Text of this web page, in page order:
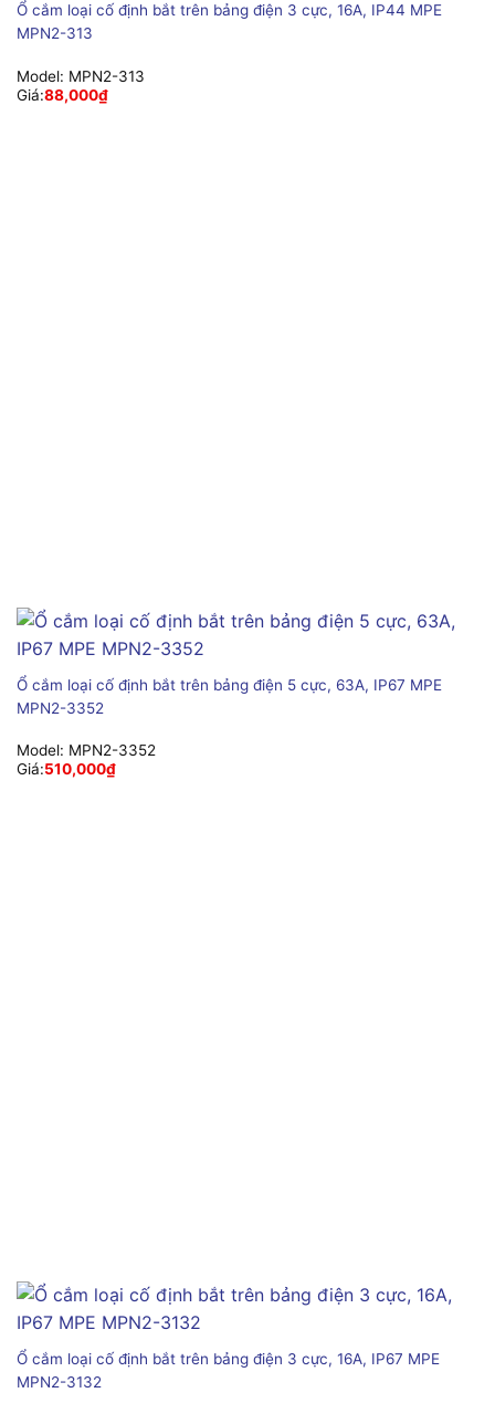
Ổ cắm loại cố định bắt trên bảng điện 3 cực, 16A, IP44 MPE
MPN2-313
Model: MPN2-313
Giá:88,000₫
Ổ cắm loại cố định bắt trên bảng điện 5 cực, 63A, IP67 MPE
MPN2-3352
Model: MPN2-3352
Giá:510,000₫
Ổ cắm loại cố định bắt trên bảng điện 3 cực, 16A, IP67 MPE
MPN2-3132